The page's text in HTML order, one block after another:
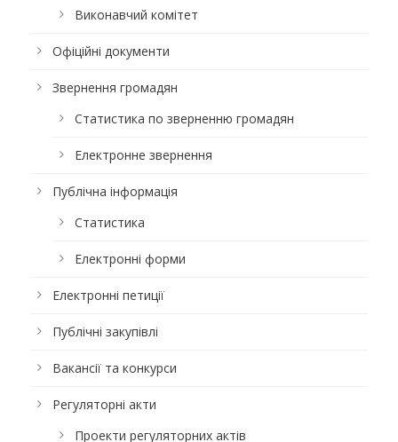
Виконавчий комітет
Офіційні документи
Звернення громадян
Статистика по зверненню громадян
Електронне звернення
Публічна інформація
Статистика
Електронні форми
Електронні петиції
Публічні закупівлі
Вакансії та конкурси
Регуляторні акти
Проекти регуляторних актів